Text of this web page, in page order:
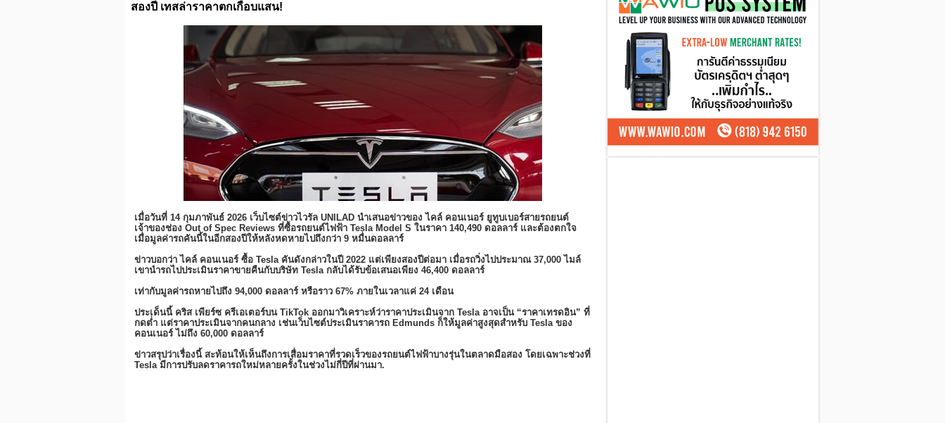
สองปี เทสล่าราคาตกเกือบแสน!
เมื่อวันที่ 14 กุมภาพันธ์ 2026 เว็บไซต์ข่าวไวรัล UNILAD นำเสนอข่าวของ ไคล์ คอนเนอร์ ยูทูบเบอร์สายรถยนต์
เจ้าของช่อง Out of Spec Reviews ที่ซื้อรถยนต์ไฟฟ้า Tesla Model S ในราคา 140,490 ดอลลาร์ และต้องตกใจ
เมื่อมูลค่ารถคันนี้ในอีกสองปีให้หลังหดหายไปถึงกว่า 9 หมื่นดอลลาร์
ข่าวบอกว่า ไคล์ คอนเนอร์ ซื้อ Tesla คันดังกล่าวในปี 2022 แต่เพียงสองปีต่อมา เมื่อรถวิ่งไปประมาณ 37,000 ไมล์
เขานำรถไปประเมินราคาขายคืนกับบริษัท Tesla กลับได้รับข้อเสนอเพียง 46,400 ดอลลาร์
เท่ากับมูลค่ารถหายไปถึง 94,000 ดอลลาร์ หรือราว 67% ภายในเวลาแค่ 24 เดือน
ประเด็นนี้ คริส เพียร์ซ ครีเอเตอร์บน TikTok ออกมาวิเคราะห์ว่าราคาประเมินจาก Tesla อาจเป็น “ราคาเทรดอิน” ที่
กดต่ำ แต่ราคาประเมินจากคนกลาง เช่นเว็บไซต์ประเมินราคารถ Edmunds ก็ให้มูลค่าสูงสุดสำหรับ Tesla ของ
คอนเนอร์ ไม่ถึง 60,000 ดอลลาร์
ข่าวสรุปว่าเรื่องนี้ สะท้อนให้เห็นถึงการเสื่อมราคาที่รวดเร็วของรถยนต์ไฟฟ้าบางรุ่นในตลาดมือสอง โดยเฉพาะช่วงที่
Tesla มีการปรับลดราคารถใหม่หลายครั้งในช่วงไม่กี่ปีที่ผ่านมา.